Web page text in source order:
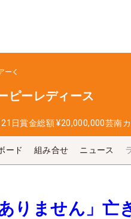
ー
ピーレディース
日賞金総額 ¥20,000,000芸南
ード 組み合せ ニュース
ありません」